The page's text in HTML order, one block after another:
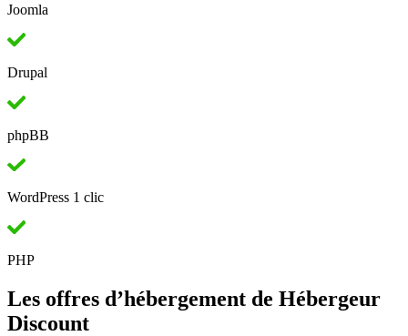
Joomla
Drupal
phpBB
WordPress 1 clic
PHP
Les offres d’hébergement de Hébergeur
Discount